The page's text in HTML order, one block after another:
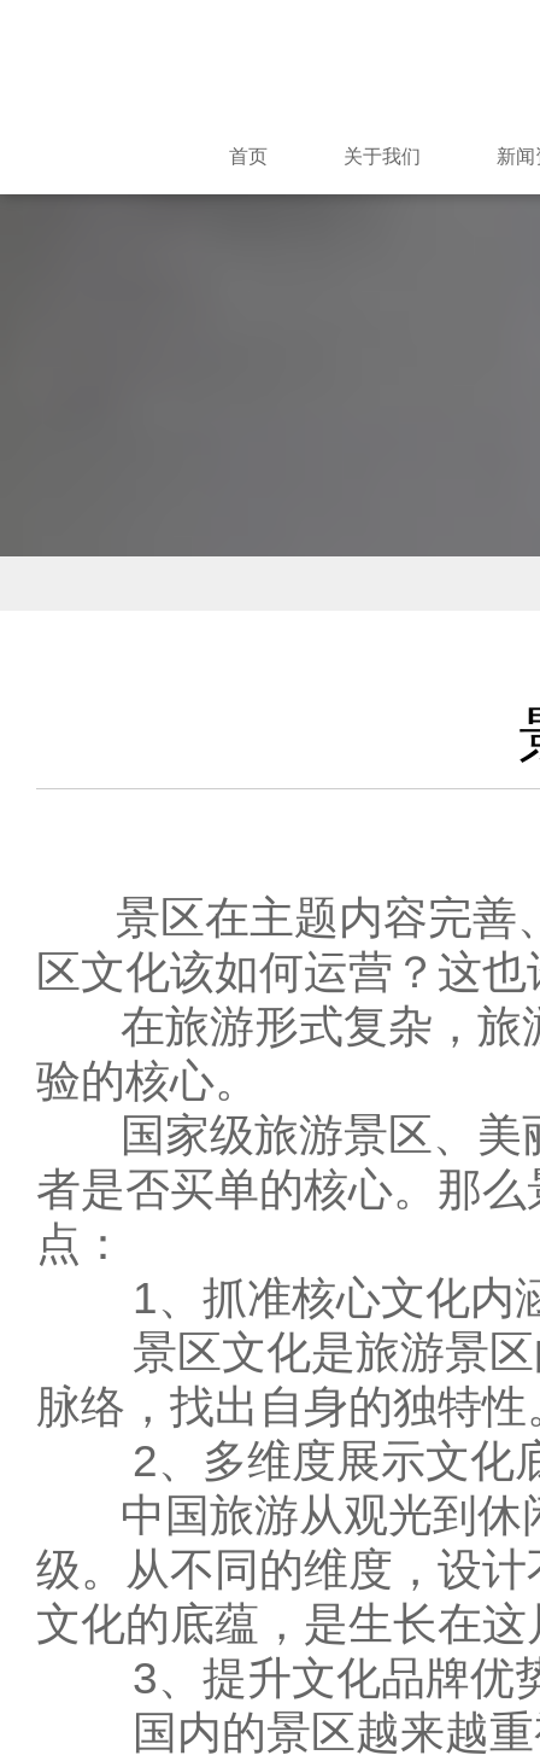
首页 关于我们 新闻
景区在主题内容完善
区文化该如何运营？这
在旅游形式复杂，旅
验的核心。
国家级旅游景区、美
者是否买单的核心。那么
点：
1、抓准核心文化内
景区文化是旅游景区
脉络，找出自身的独特性
2、多维度展示文化
中国旅游从观光到
级。从不同的维度，设
文化的底蕴，是生长在
3、提升文化品牌优
国内的景区越来越重